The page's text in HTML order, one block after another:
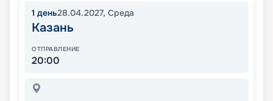
1 день28.04.2027, Среда
Казань
ОТПРАВЛЕНИЕ
20:00